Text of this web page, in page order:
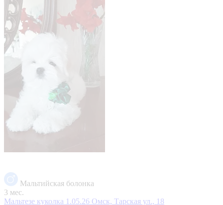
Мальтийская болонка
3 мес.
Мальтезе куколка 1.05.26 Омск, Тарская ул., 18